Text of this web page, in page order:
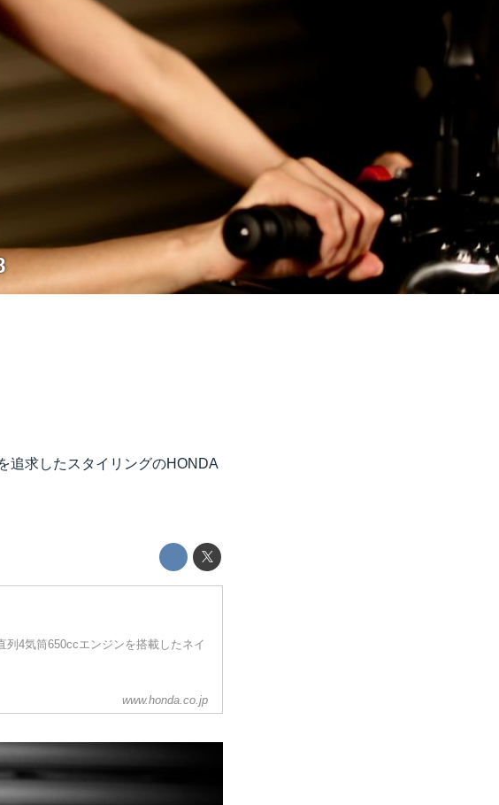
追求したスタイリングのHONDA
列4気筒650ccエンジンを搭載したネイ
www.honda.co.jp